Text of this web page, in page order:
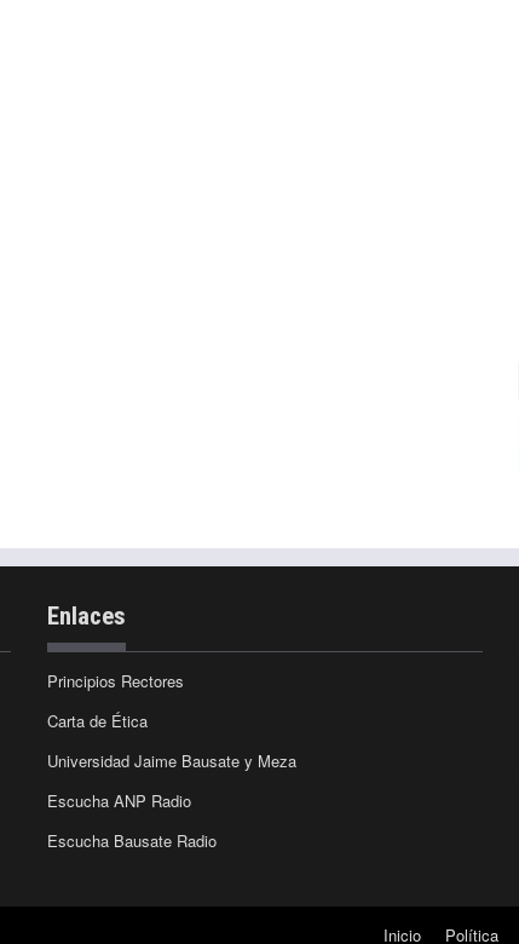
Enlaces
Principios Rectores
Carta de Ética
Universidad Jaime Bausate y Meza
Escucha ANP Radio
Escucha Bausate Radio
Inicio Política